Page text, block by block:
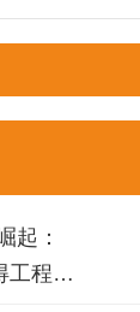
起：
工程师